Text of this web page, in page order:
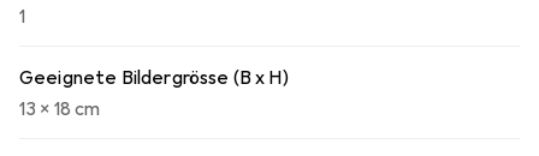
1
Geeignete Bildergrösse (B x H)
13 x 18 cm